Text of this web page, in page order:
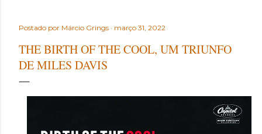
Postado por Márcio Grings março 31, 2022
THE BIRTH OF THE COOL, UM TRIUNFO
DE MILES DAVIS